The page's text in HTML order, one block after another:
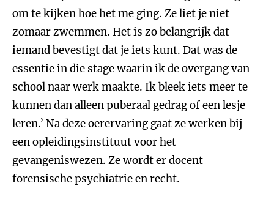
om te kijken hoe het me ging. Ze liet je niet
zomaar zwemmen. Het is zo belangrijk dat
iemand bevestigt dat je iets kunt. Dat was de
essentie in die stage waarin ik de overgang van
school naar werk maakte. Ik bleek iets meer te
kunnen dan alleen puberaal gedrag of een lesje
leren.’ Na deze oerervaring gaat ze werken bij
een opleidingsinstituut voor het
gevangeniswezen. Ze wordt er docent
forensische psychiatrie en recht.